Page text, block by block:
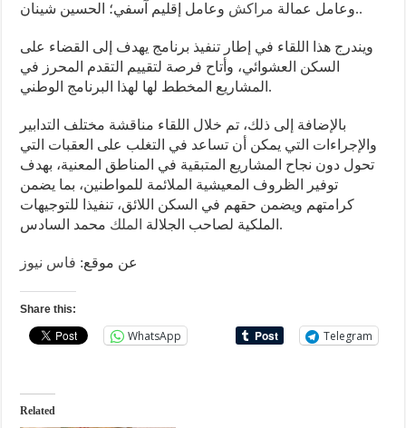
وعامل عمالة مراكش وعامل إقليم آسفي؛ الحسين شينان..
ويندرج هذا اللقاء في إطار تنفيذ برنامج يهدف إلى القضاء على
السكن العشوائي، وأتاح فرصة لتقييم التقدم المحرز في
المشاريع المخطط لها لهذا البرنامج الوطني.
بالإضافة إلى ذلك، تم خلال اللقاء مناقشة مختلف التدابير
والإجراءات التي يمكن أن تساعد في التغلب على العقبات التي
تحول دون نجاح المشاريع المتبقية في المناطق المعنية، بهدف
توفير الظروف المعيشية الملائمة للمواطنين، بما يضمن
كرامتهم ويضمن حقهم في السكن اللائق، تنفيذا للتوجيهات
الملكية لصاحب الجلالة الملك محمد السادس.
عن موقع: فاس نيوز
Share this:
WhatsApp Telegram
Related